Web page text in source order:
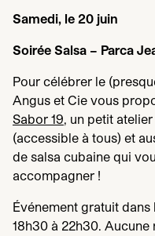
Samedi, le 20 juin
Soirée Salsa – Parca
Pour célébrer le
Angus et Cie vous
Sabor 19, un petit
(accessible à tous) et
de salsa cubaine qui
accompagner !
Événement gratuit
18h30 à 22h30. Aucune